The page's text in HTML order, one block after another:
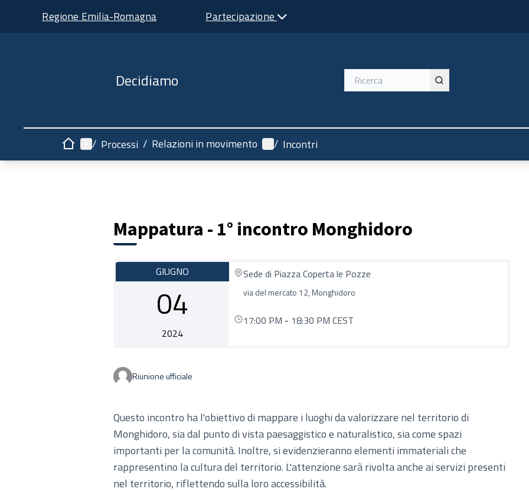
Regione Emilia-Romagna Partecipazione
Decidiamo
HomeMenù principale
/ Processi / Relazioni in movimento Menù utente
/ Incontri
Mappatura - 1° incontro Monghidoro
GIUGNO
04
2024
Sede di Piazza Coperta le Pozze
via del mercato 12, Monghidoro
17:00 PM - 18:30 PM CEST
Riunione ufficiale
Questo incontro ha l'obiettivo di mappare i luoghi da valorizzare nel territorio di
Monghidoro, sia dal punto di vista paesaggistico e naturalistico, sia come spazi
importanti per la comunità. Inoltre, si evidenzieranno elementi immateriali che
rappresentino la cultura del territorio. L'attenzione sarà rivolta anche ai servizi presenti
nel territorio, riflettendo sulla loro accessibilità.